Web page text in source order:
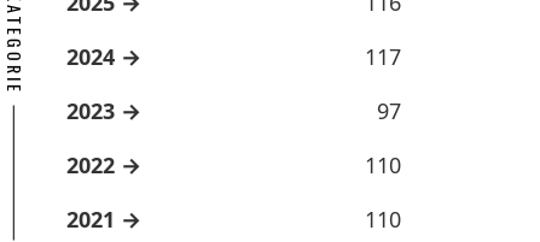
2024
117
2023
97
2022
110
2021
110